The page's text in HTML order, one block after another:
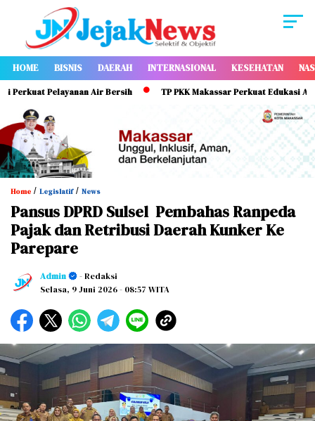
HOME BISNIS DAERAH INTERNASIONAL KESEHATAN
Pelayanan Air Bersih TP PKK Makassar Perkuat Edukasi ASI
Home / Legislatif/ News
Pansus DPRD Sulsel Pembahas Ranpeda
Pajak dan Retribusi Daerah Kunker Ke
Parepare
Admin
- Redaksi
Selasa, 9 Juni 2026- 08:57 WITA